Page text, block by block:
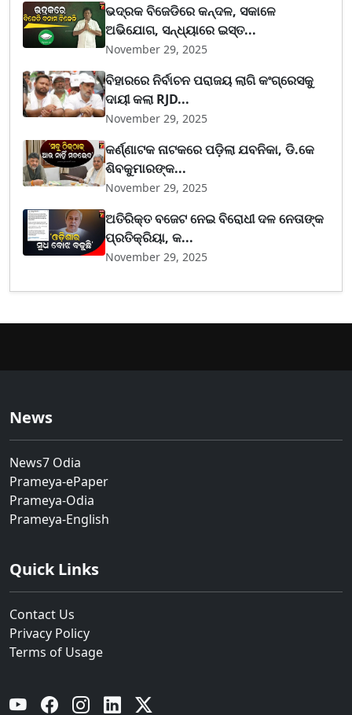
ଭଦ୍ରକ ବିଜେଡିରେ କନ୍ଦଳ, ସକାଳେ
ଅଭିଯୋଗ, ସନ୍ଧ୍ୟାରେ ଇସ୍ତ...
November 29, 2025
ବିହାରରେ ନିର୍ବାଚନ ପରାଜୟ ଲାଗି କଂଗ୍ରେସକୁ
ଦାୟୀ କଲା RJD...
November 29, 2025
କର୍ଣ୍ଣାଟକ ନାଟକରେ ପଡ଼ିଲା ଯବନିକା, ଡି.କେ
ଶିବକୁମାରଙ୍କ...
November 29, 2025
ଅତିରିକ୍ତ ବଜେଟ ନେଇ ବିରୋଧୀ ଦଳ ନେତାଙ୍କ
ପ୍ରତିକ୍ରିୟା, କ...
November 29, 2025
News
News7 Odia
Prameya-ePaper
Prameya-Odia
Prameya-English
Quick Links
Contact Us
Privacy Policy
Terms of Usage
YouTube Facebook Instagram Linkedin